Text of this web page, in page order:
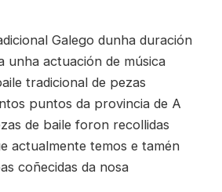
Galego dunha duración
unha actuación de música
tradicional de pezas
puntos da provincia de A
de baile foron recollidas
actualmente temos e tamén
coñecidas da nosa